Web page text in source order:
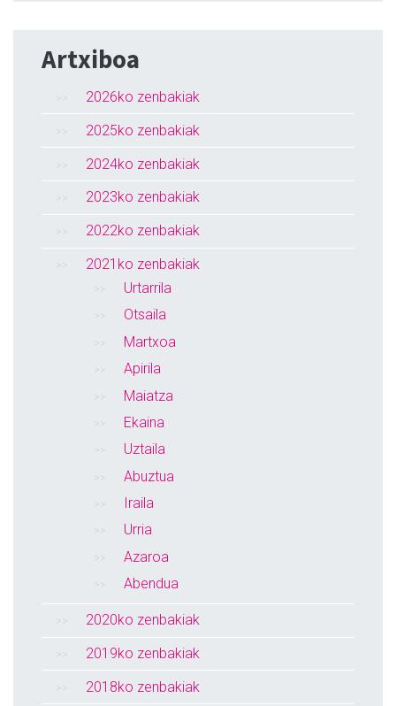
Artxiboa
2026ko zenbakiak
2025ko zenbakiak
2024ko zenbakiak
2023ko zenbakiak
2022ko zenbakiak
2021ko zenbakiak
Urtarrila
Otsaila
Martxoa
Apirila
Maiatza
Ekaina
Uztaila
Abuztua
Iraila
Urria
Azaroa
Abendua
2020ko zenbakiak
2019ko zenbakiak
2018ko zenbakiak